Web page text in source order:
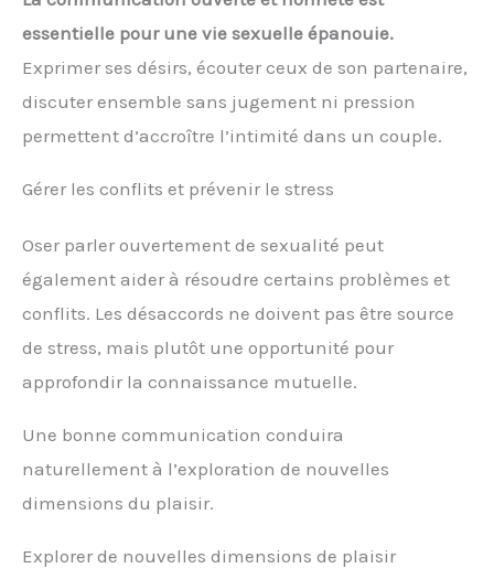
essentielle pour une vie sexuelle épanouie.
Exprimer ses désirs, écouter ceux de son partenaire,
discuter ensemble sans jugement ni pression
permettent d’accroître l’intimité dans un couple.
Gérer les conflits et prévenir le stress
Oser parler ouvertement de sexualité peut
également aider à résoudre certains problèmes et
conflits. Les désaccords ne doivent pas être source
de stress, mais plutôt une opportunité pour
approfondir la connaissance mutuelle.
Une bonne communication conduira
naturellement à l’exploration de nouvelles
dimensions du plaisir.
Explorer de nouvelles dimensions de plaisir